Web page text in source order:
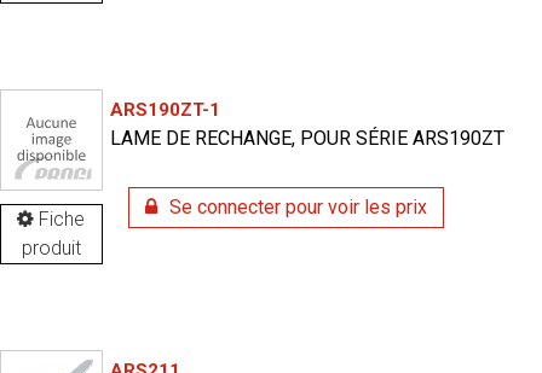
Fiche
produit
ARS190ZT-1
LAME DE RECHANGE, POUR SÉRIE ARS190ZT
Se connecter pour voir les prix